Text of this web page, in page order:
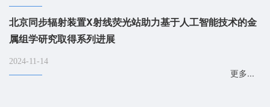
北京同步辐射装置X射线荧光站助力基于人工智能技术的金
属组学研究取得系列进展
2024-11-14
更多...